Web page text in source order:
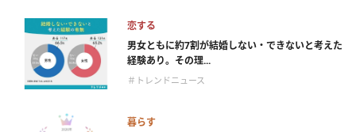
恋する
男女ともに約7割が結婚しない・できないと考えた
経験あり。その理...
＃トレンドニュース
暮らす